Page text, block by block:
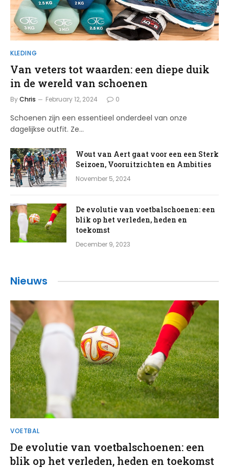
KLEDING
Van veters tot waarden: een diepe duik
in de wereld van schoenen
ByChris February 12, 2024 0
Schoenen zijn een essentieel onderdeel van onze
dagelijkse outfit. Ze…
Wout van Aert gaat voor een een Sterk
Seizoen, Vooruitzichten en Ambities
November 5, 2024
De evolutie van voetbalschoenen: een
blik op het verleden, heden en
toekomst
December 9, 2023
Nieuws
VOETBAL
De evolutie van voetbalschoenen: een
blik op het verleden, heden en toekomst